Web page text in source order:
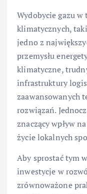
Wydobycie gazu
klimatycznych,
jedno z
przemysłu
klimatyczne,
infrastruktury
zaawansowanych
rozwiązań.
znaczący wpływ
życie lokalnych
Aby sprostać tym
inwestycje w
zrównoważone